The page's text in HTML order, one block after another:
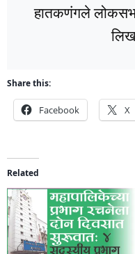
हातकणंगले लोकसभा
Share this:
Facebook X
Related